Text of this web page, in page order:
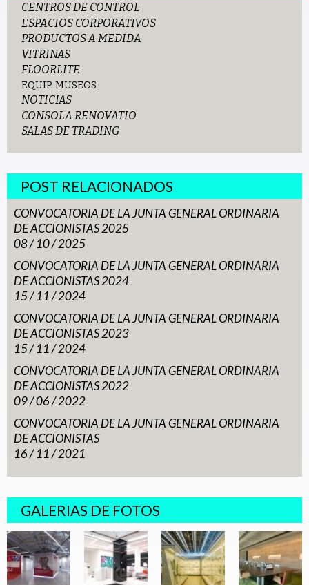
CENTROS DE CONTROL
ESPACIOS CORPORATIVOS
PRODUCTOS A MEDIDA
VITRINAS
FLOORLITE
EQUIP. MUSEOS
NOTICIAS
CONSOLA RENOVATIO
SALAS DE TRADING
POST RELACIONADOS
CONVOCATORIA DE LA JUNTA GENERAL ORDINARIA
DE ACCIONISTAS 2025
08 / 10 / 2025
CONVOCATORIA DE LA JUNTA GENERAL ORDINARIA
DE ACCIONISTAS 2024
15 / 11 / 2024
CONVOCATORIA DE LA JUNTA GENERAL ORDINARIA
DE ACCIONISTAS 2023
15 / 11 / 2024
CONVOCATORIA DE LA JUNTA GENERAL ORDINARIA
DE ACCIONISTAS 2022
09 / 06 / 2022
CONVOCATORIA DE LA JUNTA GENERAL ORDINARIA
DE ACCIONISTAS
16 / 11 / 2021
GALERIAS DE FOTOS